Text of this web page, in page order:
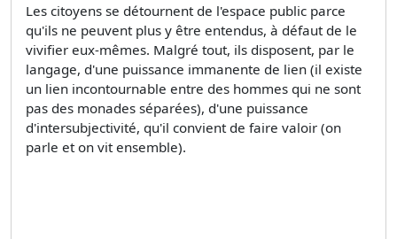
Les citoyens se détournent de l'espace public parce
qu'ils ne peuvent plus y être entendus, à défaut de le
vivifier eux-mêmes. Malgré tout, ils disposent, par le
langage, d'une puissance immanente de lien (il existe
un lien incontournable entre des hommes qui ne sont
pas des monades séparées), d'une puissance
d'intersubjectivité, qu'il convient de faire valoir (on
parle et on vit ensemble).